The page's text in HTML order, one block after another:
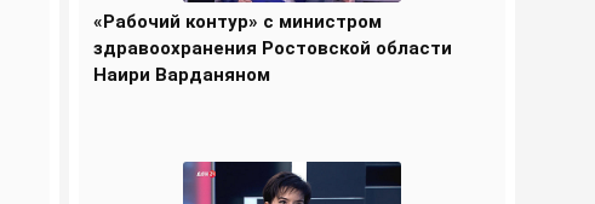
«Рабочий контур» с министром
здравоохранения Ростовской области
Наири Варданяном